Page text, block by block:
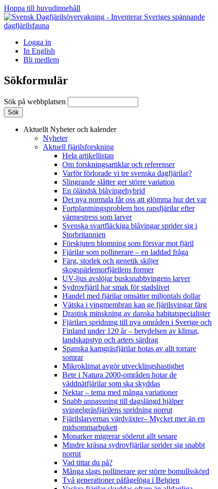
Hoppa till huvudinnehåll
Logga in
In English
Bli medlem
Sökformulär
Sök på webbplatsen
Aktuellt Nyheter och kalender
Nyheter
Aktuell fjärilsforskning
Hela artikellistan
Om forskningsartiklar och referenser
Varför förlorade vi tre svenska dagfjärilar?
Slingrande slåtter ger större variation
En öländsk blåvingehybrid
Det nya normala får oss att glömma hur det var
Fortplantningsproblem hos rapsfjärilar efter
värmestress som larver
Svenska svartfläckiga blåvingar sprider sig i
Storbritannien
Förskjuten blomning som försvar mot fjäril
Fjärilar som pollinerare – en laddad fråga
Färg, storlek och genetik skiljer
skogspärlemorfjärilens former
UV-ljus avslöjar busksnabbvingens larver
Sydrovfjäril har smak för stadslivet
Handel med fjärilar omsätter miljontals dollar
Vätska i vingmembran kan ge fjärilsvingar färg
Drastisk minskning av danska habitatspecialister
Fjärilars spridning till nya områden i Sverige och
Finland under 120 år– betydelsen av klimat,
landskapstyp och arters särdrag
Spanska kamgräsfjärilar hotas av allt torrare
somrar
Mikroklimat avgör utvecklingshastighet
Bete i Natura 2000-områden hotar de
väddnätfjärilar som ska skyddas
Nektar – tema med många variationer
Snabb anpassning till dagslängd hjälper
svingelgräsfjärilens spridning norrut
Fjärilslarvernas värdväxter– Mycket mer än en
midsommarbukett
Monarker migrerar söderut allt senare
Mindre kräsna sydrovfjärilar sprider sig snabbt
norrut
Vad tittar du på?
Många slags pollinerare ger större bomullsskörd
Två generationer påfågelöga i Belgien